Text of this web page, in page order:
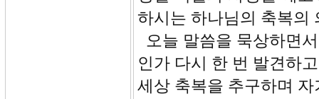
하시는 하나님의 축복의
오늘 말씀을 묵상하면
인가 다시 한 번 발견하
세상 축복을 추구하며